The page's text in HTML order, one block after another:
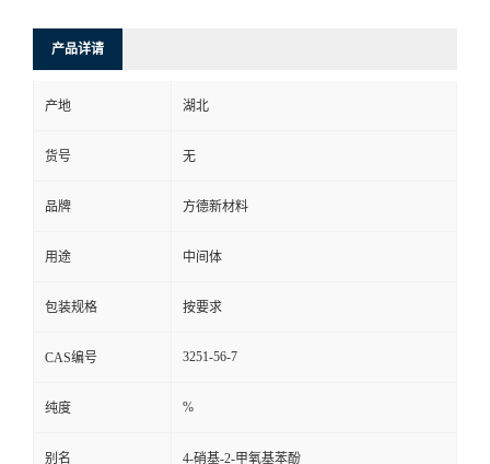
产品详请
产地 湖北
货号 无
品牌 方德新材料
用途 中间体
包装规格 按要求
CAS编号 3251-56-7
纯度 %
别名 4-硝基-2-甲氧基苯酚